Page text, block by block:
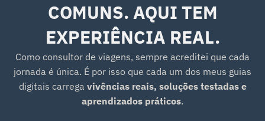
COMUNS. AQUI TEM
EXPERIÊNCIA REAL.
Como consultor de viagens, sempre acreditei que cada
jornada é única. É por isso que cada um dos meus guias
digitais carrega vivências reais, soluções testadas e
aprendizados práticos.